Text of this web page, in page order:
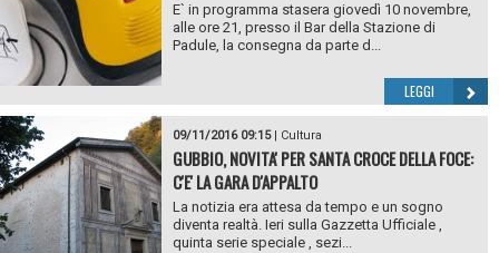
E` in programma stasera giovedì 10 novembre,
alle ore 21, presso il Bar della Stazione di
Padule, la consegna da parte d...
LEGGI
09/11/2016 09:15| Cultura
GUBBIO, NOVITA' PER SANTA CROCE DELLA FOCE:
C'E' LA GARA D'APPALTO
La notizia era attesa da tempo e un sogno
diventa realtà. Ieri sulla Gazzetta Ufficiale ,
quinta serie speciale , sezi...